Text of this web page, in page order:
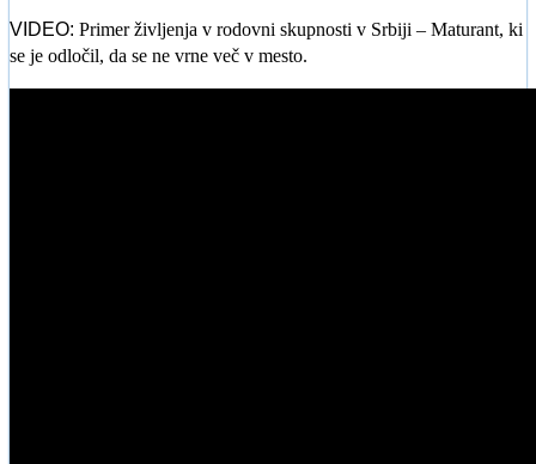
VIDEO: Primer življenja v rodovni skupnosti v Srbiji – Maturant, ki
se je odločil, da se ne vrne več v mesto.